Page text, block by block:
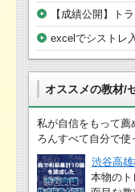
【成績公開】ト
excelでシストレ
オススメの教材/
私が自信をもって薦
ろんすべて自分で使
渋谷高
本物の